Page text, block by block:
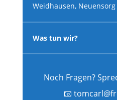
Weidhausen,
Was tun wir?
Noch Fragen?
📧